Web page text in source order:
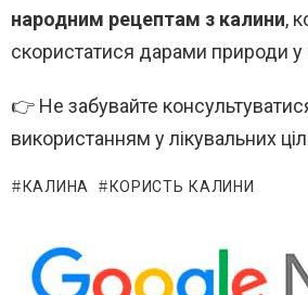
народним рецептам з калини,
скористатися дарами природи
👉 Не забувайте
використанням у лікувальних
КАЛИНА КОРИСТЬ КАЛИНИ